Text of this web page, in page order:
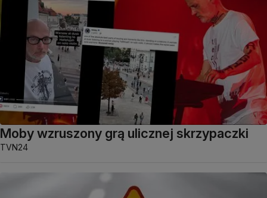
Moby wzruszony grą ulicznej skrzypaczki
TVN24